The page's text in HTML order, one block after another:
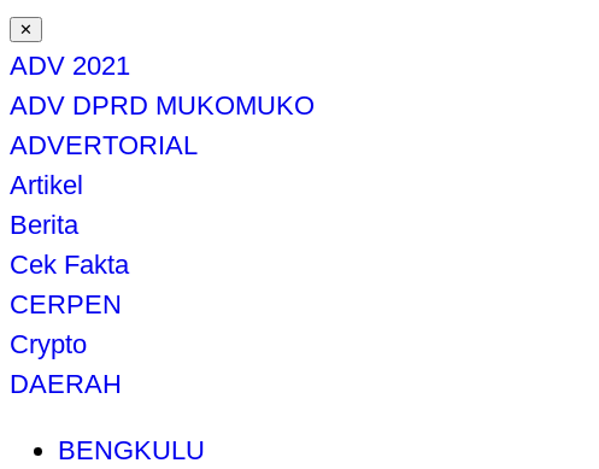
✕
ADV 2021
ADV DPRD MUKOMUKO
ADVERTORIAL
Artikel
Berita
Cek Fakta
CERPEN
Crypto
DAERAH
BENGKULU